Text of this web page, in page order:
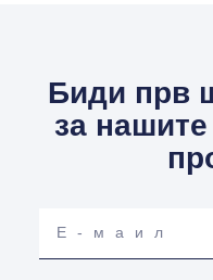
Биди прв
за